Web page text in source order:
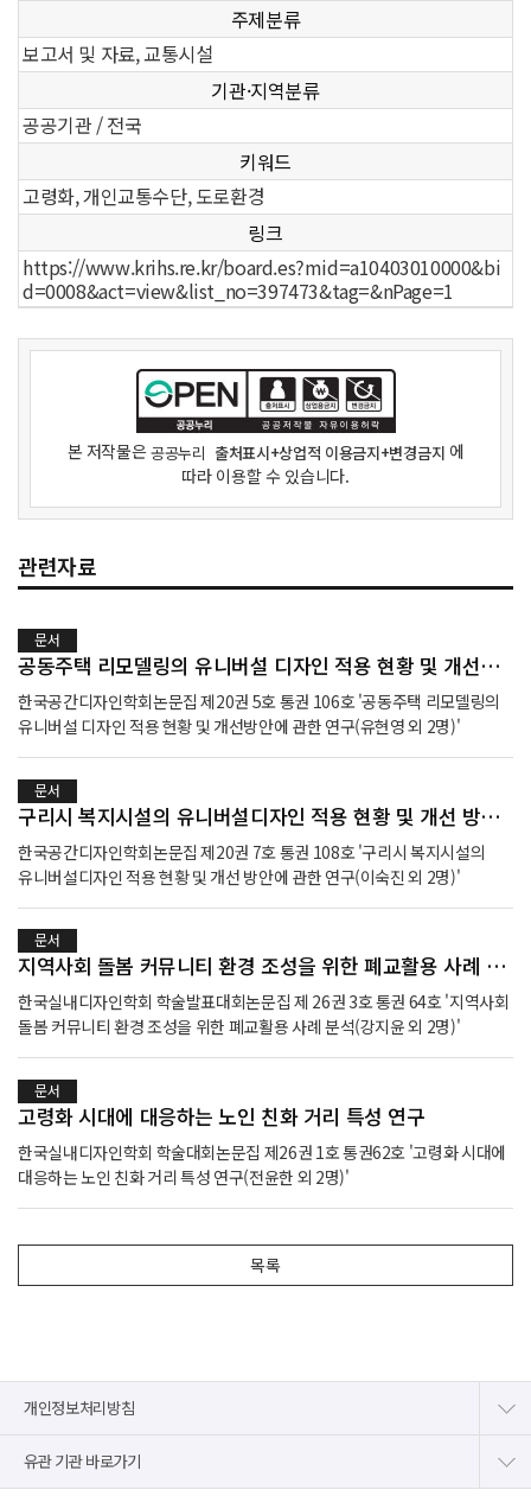
주제분류
보고서 및 자료, 교통시설
기관·지역분류
공공기관 / 전국
키워드
고령화, 개인교통수단, 도로환경
링크
https://www.krihs.re.kr/board.es?mid=a10403010000&bi
d=0008&act=view&list_no=397473&tag=&nPage=1
본 저작물은공공누리 출처표시+상업적 이용금지+변경금지 에
따라 이용할 수 있습니다.
관련자료
문서
공동주택 리모델링의 유니버설 디자인 적용 현황 및 개선방안에 관한 연구
한국공간디자인학회논문집 제20권 5호 통권 106호 '공동주택 리모델링의
유니버설 디자인 적용 현황 및 개선방안에 관한 연구(유현영 외 2명)'
문서
구리시 복지시설의 유니버설디자인 적용 현황 및 개선 방안에 관한 연구
한국공간디자인학회논문집 제20권 7호 통권 108호 '구리시 복지시설의
유니버설디자인 적용 현황 및 개선 방안에 관한 연구(이숙진 외 2명)'
문서
지역사회 돌봄 커뮤니티 환경 조성을 위한 폐교활용 사례 분석
한국실내디자인학회 학술발표대회논문집 제 26권 3호 통권 64호 '지역사회
돌봄 커뮤니티 환경 조성을 위한 폐교활용 사례 분석(강지윤 외 2명)'
문서
고령화 시대에 대응하는 노인 친화 거리 특성 연구
한국실내디자인학회 학술대회논문집 제26권 1호 통권62호 '고령화 시대에
대응하는 노인 친화 거리 특성 연구(전윤한 외 2명)'
목록
개인정보처리방침
유관 기관 바로가기